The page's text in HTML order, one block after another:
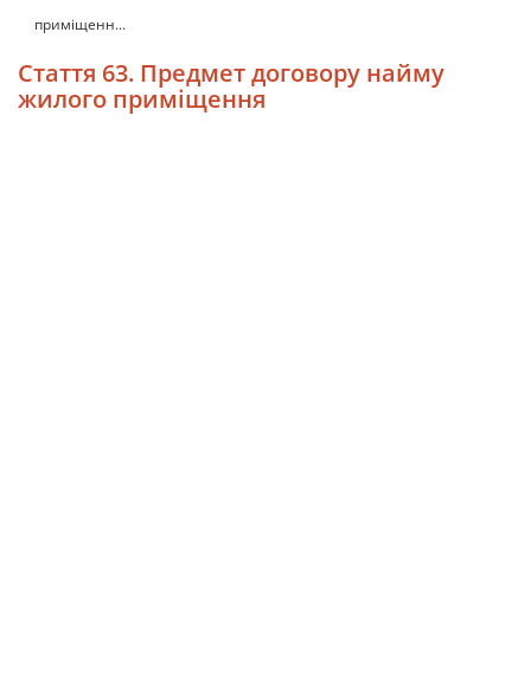
приміщенн...
Стаття 63. Предмет договору найму
жилого приміщення